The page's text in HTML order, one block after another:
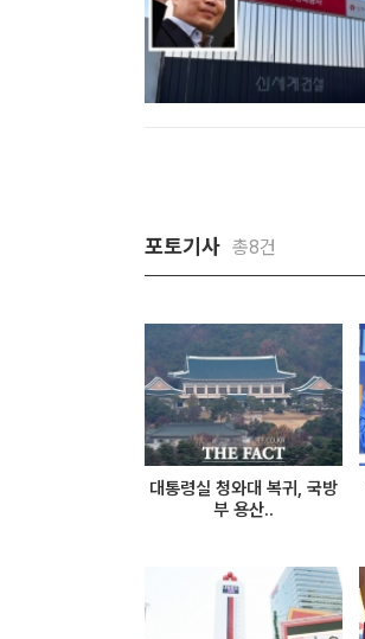
포토기사 총8건
대통령실 청와대 복귀, 국방
부 용산..